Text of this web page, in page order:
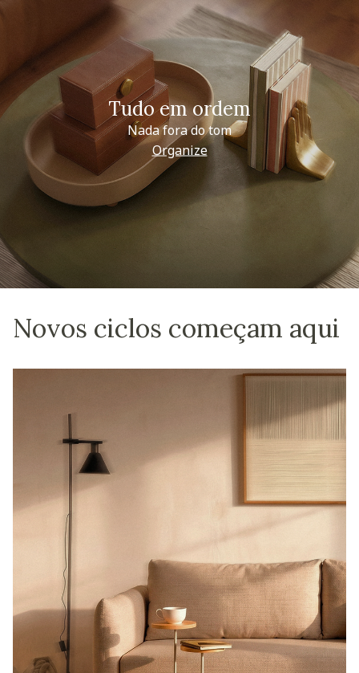
Tudo em ordem
Nada fora do tom
Organize
Novos ciclos começam aqui